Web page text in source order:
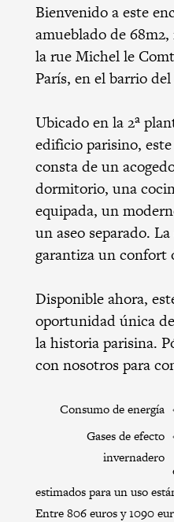
Bienvenido a este
amueblado de
la rue Michel le
París, en el barrio
Ubicado en la 2ª
edificio parisino,
consta de un
dormitorio, una
equipada, un
un aseo separado.
garantiza un confort
Disponible ahora,
oportunidad única
la historia parisina.
con nosotros para
Consumo de energía
Gases de efecto
invernadero
estimados para un uso
Entre 806 euros y 1090